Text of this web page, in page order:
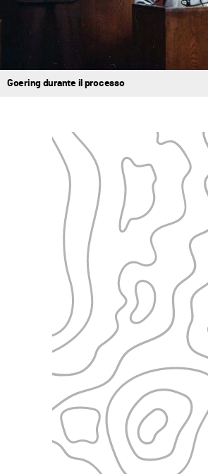
Goering durante il processo